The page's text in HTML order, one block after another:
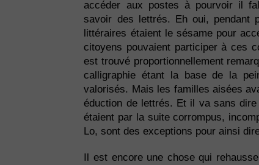
accéder aux postes à pourvoir il
savoir des lettrés. Eh oui, pendant
littéraires étaient le sésame pour
citoyens pouvaient participer à ces
est trouvé proportionnellement
calligraphie étant la base de la
valorisés. Mais les familles aisées
éduction de lettrés. Et il va sans
étaient par la suite corrompus,
Lo, sont des exceptions pour ainsi
Il est encore une chose qui